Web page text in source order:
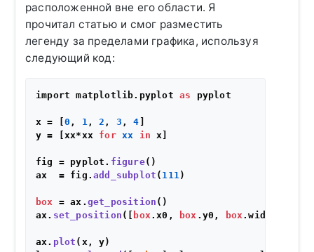
расположенной вне его области. Я
прочитал статью и смог разместить
легенду за пределами графика, используя
следующий код:
import matplotlib.pyplot as pyplot
x = [ 0 , 1, 2 , 3 , 4
y = [xx*xx for xx in x]
fig = pyplot. figure()
ax  = fig. add_subplot ( 111)
box = ax. get_position ()
ax. set_position ([ box.x0, box .y0, box.width*
ax. plot (x, y)